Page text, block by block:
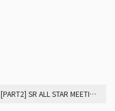
[PART2] SR ALL STAR MEETING 2018のレポート